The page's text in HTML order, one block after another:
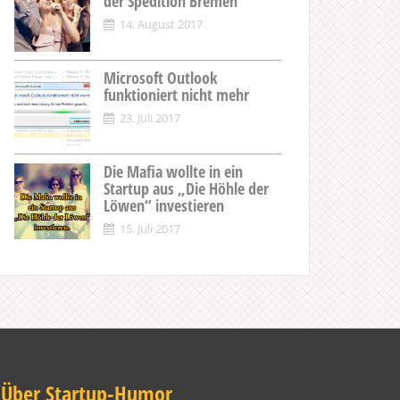
14. August 2017
Microsoft Outlook
funktioniert nicht mehr
23. Juli 2017
Die Mafia wollte in ein
Startup aus „Die Höhle der
Löwen“ investieren
15. Juli 2017
Über Startup-Humor